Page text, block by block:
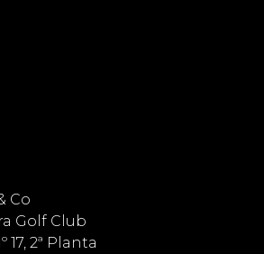
Co
Golf Club
17, 2ª Planta